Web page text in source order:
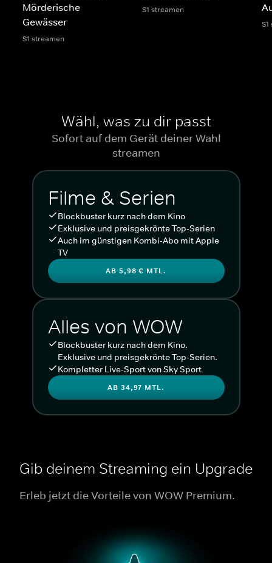
Mörderische
Gewässer
S1 streamen
S1 streamen
Wähl, was zu dir passt
Sofort auf dem Gerät deiner Wahl
streamen
Filme & Serien
Blockbuster kurz nach dem Kino
Exklusive und preisgekrönte Top-Serien
Auch im günstigen Kombi-Abo mit Apple
TV
AB 5,98 € MTL.
Alles von WOW
Blockbuster kurz nach dem Kino.
Exklusive und preisgekrönte Top-Serien.
Kompletter Live-Sport von Sky Sport
AB 34,97 MTL.
Gib deinem Streaming ein Upgrade
Erleb jetzt die Vorteile von WOW Premium.